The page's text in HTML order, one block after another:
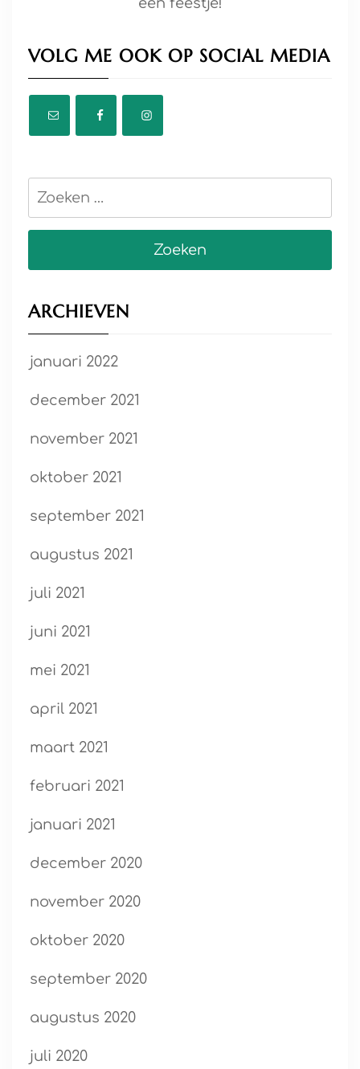
VOLG ME OOK OP SOCIAL MEDIA
Zoeken
ARCHIEVEN
januari 2022
december 2021
november 2021
oktober 2021
september 2021
augustus 2021
juli 2021
juni 2021
mei 2021
april 2021
maart 2021
februari 2021
januari 2021
december 2020
november 2020
oktober 2020
september 2020
augustus 2020
juli 2020